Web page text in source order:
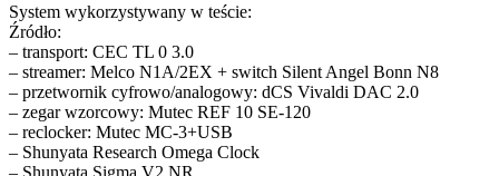
System wykorzystywany w teście:
Źródło:
– transport: CEC TL 0 3.0
– streamer: Melco N1A/2EX + switch Silent Angel Bonn N8
– przetwornik cyfrowo/analogowy: dCS Vivaldi DAC 2.0
– zegar wzorcowy: Mutec REF 10 SE-120
– reclocker: Mutec MC-3+USB
– Shunyata Research Omega Clock
– Shunyata Sigma V2 NR